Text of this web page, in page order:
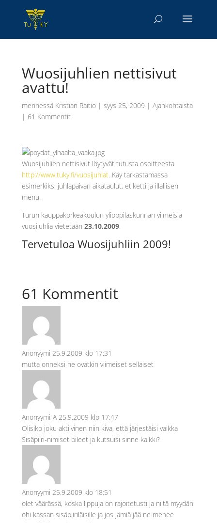
Wuosijuhlien nettisivut
avattu!
mennessä Kristian Raitio| syys 25, 2009 | Ajankohtaista
| 61 Kommentit
Wuosijuhlien nettisivut löytyvät tutusta osoitteesta
http://www.tuky.fi/vuosijuhlat. Käy tarkastamassa
esimerkiksi juhlapäivän aikataulut, etiketti ja illallisen
menu.
Turun kauppakorkeakoulun ylioppilaskunnan viimeisiä
vuosijuhlia vietetään 23.10.2009.
Tervetuloa Wuosijuhliin 2009!
61 Kommentit
Anonyymi 25.9.2009 klo 17:31
mutta onneksi ne ovatkin viimeiset sellaiset
Anonyymi-A 25.9.2009 klo 17:47
Olisiko joku aktiivinen niin kiva, että järjestäisi vaikka
Sisäpiiri-nimiset bileet ja kutsuisi sinne kaikki?
Anonyymi 25.9.2009 klo 18:51
olet väärässä, koska lippuja on rajoitetusti ja niitä myydän
ohi kassan sisäpiiriläisille ja jos jämiä jää ne menee